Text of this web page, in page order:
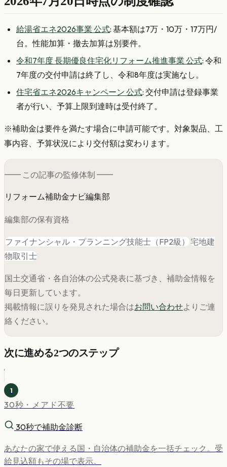
給湯省エネ2026事業 公式: 基本額は7万・10万・17万円/
台。性能加算・撤去加算は別要件。
令和7年度 長期優良住宅化リフォーム推進事業 公式: 令和
7年度の交付申請は終了し、令和8年度は実施なし。
住宅省エネ2026キャンペーン 公式: 交付申請は登録事業
者が行い、予算上限到達時は受付終了。
※補助金は要件を満たす場合に申請可能です。対象製品、工
事内容、予算状況により交付額は変わります。
━━ この記事の監修体制 ━━
リフォーム補助金ナビ編集部
編集部の保有資格
ファイナンシャル・プランニング技能士（FP2級）宅地建
物取引士
国土交通省・各自治体の公式発表に基づき、補助金情報を
毎日更新しています。
掲載情報に誤りを発見された場合はお問い合わせよりご連
絡ください。
次に進める2つのステップ
1
30秒・メアド不要
30秒で補助金診断
あなたの家で使える国・自治体の補助金を一括チェック。受
給見込額もその場で表示。